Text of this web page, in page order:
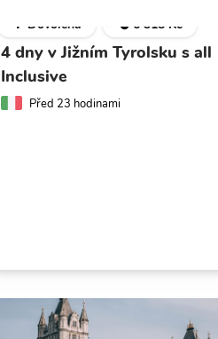
🌴 Dovolená 💣 6 318 Kč
4 dny v Jižním Tyrolsku s all
Inclusive
Před 23 hodinami